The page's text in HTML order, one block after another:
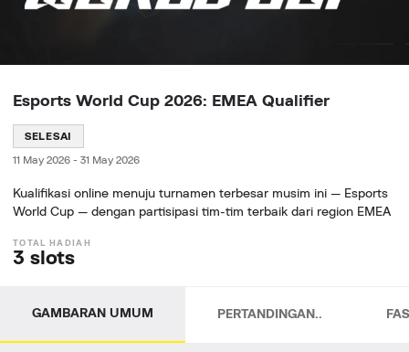
Esports World Cup 2026: EMEA Qualifier
SELESAI
11 May 2026 - 31 May 2026
Kualifikasi online menuju turnamen terbesar musim ini — Esports
World Cup — dengan partisipasi tim-tim terbaik dari region EMEA
3 slots
GAMBARAN UMUM PERTANDINGAN..